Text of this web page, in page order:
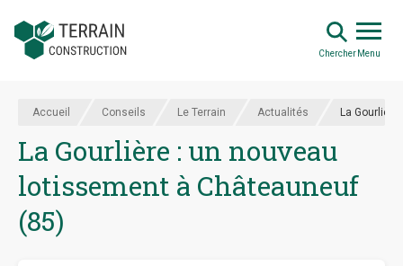
Chercher Menu
Accueil Conseils Le Terrain Actualités La
La Gourlière : un nouveau
lotissement à Châteauneuf
(85)